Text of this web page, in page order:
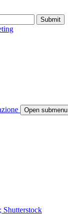
Submit
Open submenu
Shutterstock